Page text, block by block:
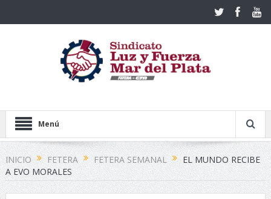
Menú
INICIO FETERA FETERA SEMANAL
EL MUNDO RECIBE
A EVO MORALES